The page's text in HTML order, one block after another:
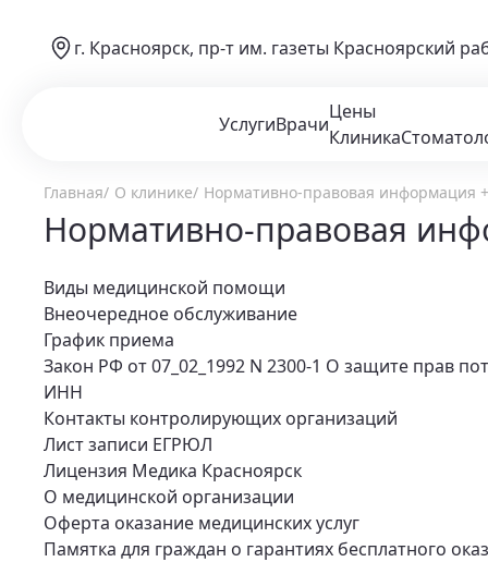
г. Красноярск, пр-т им. газеты Красноярский
УслугиВрачи
Цены
Клиника
Главная О клинике Нормативно-правовая информация
Нормативно-правовая
Виды медицинской помощи
Внеочередное обслуживание
График приема
Закон РФ от 07_02_1992 N 2300-1 О защите прав
ИНН
Контакты контролирующих организаций
Лист записи ЕГРЮЛ
Лицензия Медика Красноярск
О медицинской организации
Оферта оказание медицинских услуг
Памятка для граждан о гарантиях бесплатного